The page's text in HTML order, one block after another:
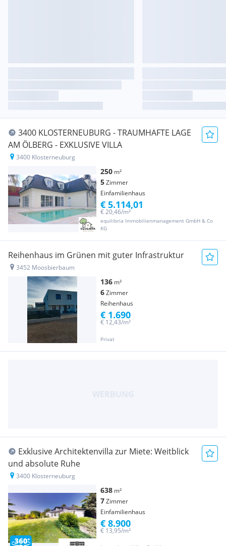
3400 KLOSTERNEUBURG - TRAUMHAFTE LAGE
AM ÖLBERG - EXKLUSIVE VILLA
3400 Klosterneuburg
250 m²
5Zimmer
Einfamilienhaus
equilibria Immobilienmanagement GmbH & Co
KG
€ 20,46/m²
€ 5.114,01
Reihenhaus im Grünen mit guter Infrastruktur
3452 Moosbierbaum
136 m²
6Zimmer
Reihenhaus
Privat
€ 12,43/m²
€ 1.690
Exklusive Architektenvilla zur Miete: Weitblick
und absolute Ruhe
3400 Klosterneuburg
638 m²
7Zimmer
Einfamilienhaus
€ 13,95/m²
€ 8.900